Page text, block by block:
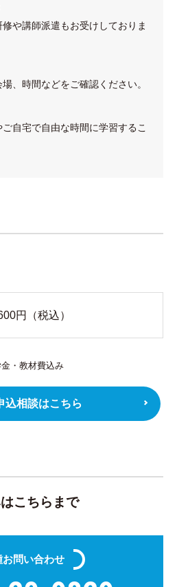
や講師派遣もお受けしておりま
、時間などをご確認ください。
自宅で自由な時間に学習するこ
円（税込）
金・教材費込み
込相談はこちら
こちらまで
お問い合わせ